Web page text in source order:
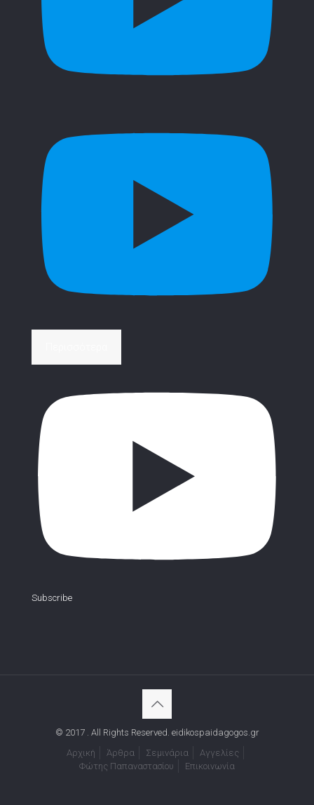
Subscribe
© 2017 . All Rights Reserved. eidikospaidagogos.gr
Αρχική
Άρθρα Σεμινάρια
Αγγελίες
Φώτης Παπαναστασίου
Επικοινωνία